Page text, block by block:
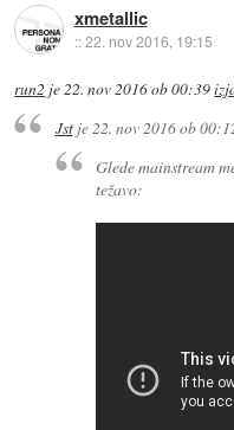
xmetallic
::22. nov 2016, 19:15
run2 je22. nov 2016 ob 00:39
Jstje22. nov 2016 ob
Glede mainstream
težavo: